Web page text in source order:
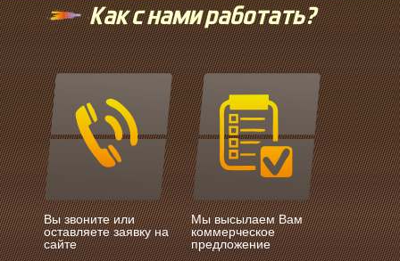
Как с нами работать?
Вы звоните или
оставляете заявку на
сайте
Мы высылаем Вам
коммерческое
предложение